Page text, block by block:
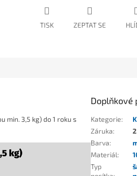
TISK ZEPTAT SE
min. 3,5 kg) do 1 roku s
Doplňkové
Kategorie:
Záruka:
Barva:
Materiál:
Typ